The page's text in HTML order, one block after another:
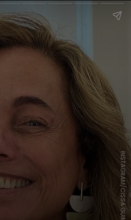
INSTAGRAM/CISSA GUIMARÃES